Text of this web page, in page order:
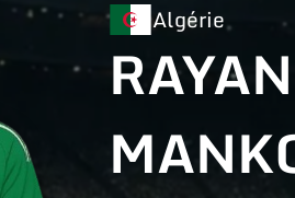
Algérie